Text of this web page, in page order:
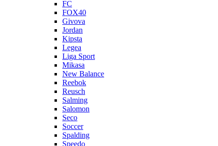
FC
FOX40
Givova
Jordan
Kipsta
Legea
Liga Sport
Mikasa
New Balance
Reebok
Reusch
Salming
Salomon
Seco
Soccer
Spalding
Speedo